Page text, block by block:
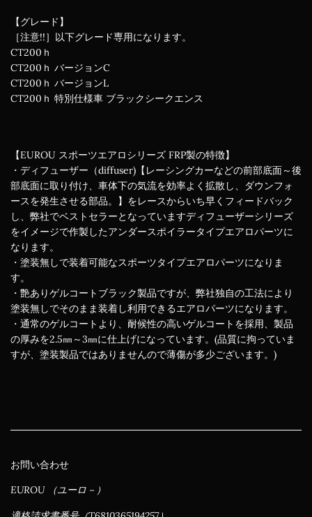
【グレード】
［注意!!］以下グレード専用になります。
CT200ｈ
CT200ｈ バージョンC
CT200ｈ バージョンL
CT200ｈ 特別仕様車 ブラックシークエンス
【EUROU スポーツエアロシリーズ FRP製の特徴】
・ディフューザー（diffuser)【レーシングカーなどの前部底面～後
部底面に取り付け、車体下の気流を効率よく拡散し、ダウンフォ
ースを発生させる部品。】をレースからいち早くフィードバック
し、弊社でベストセラーとなっていますディフューザーシリーズ
をイメージで作製したアンダースポイラータイプエアロパーツに
なります。
・塗装無しで装着可能なスポーツタイプエアロパーツになりま
す。
・艶ありゲルコートブラック製品ですが、弊社独自の工法により
塗装無しでそのまま装着し利用できるエアロパーツになります。
・通常のゲルコートより、耐候性の高いゲルコートを採用、製品
の厚みを2.5㎜～3㎜に仕上げになっています。(品質に拘っていま
すが、塗装製品ではありませんので薄傷が多少ございます。)
お問い合わせ
EUROU （ユーロ－）